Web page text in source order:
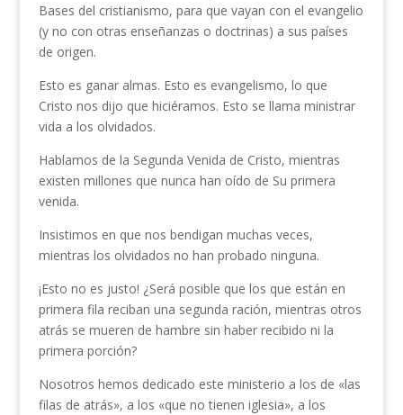
Bases del cristianismo, para que vayan con el evangelio
(y no con otras enseñanzas o doctrinas) a sus países
de origen.
Esto es ganar almas. Esto es evangelismo, lo que
Cristo nos dijo que hiciéramos. Esto se llama ministrar
vida a los olvidados.
Hablamos de la Segunda Venida de Cristo, mientras
existen millones que nunca han oído de Su primera
venida.
Insistimos en que nos bendigan muchas veces,
mientras los olvidados no han probado ninguna.
¡Esto no es justo! ¿Será posible que los que están en
primera fila reciban una segunda ración, mientras otros
atrás se mueren de hambre sin haber recibido ni la
primera porción?
Nosotros hemos dedicado este ministerio a los de «las
filas de atrás», a los «que no tienen iglesia», a los